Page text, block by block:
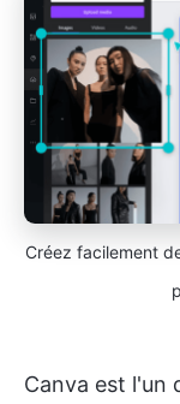
Créez facilement
Canva est l'un